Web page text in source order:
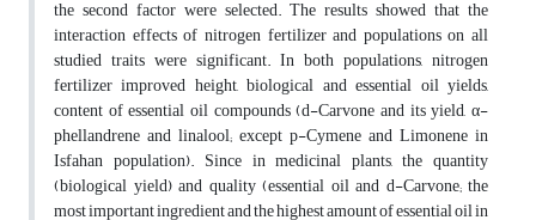
the second factor were selected. The results showed that the
interaction effects of nitrogen fertilizer and populations on all
studied traits were significant. In both populations, nitrogen
fertilizer improved height, biological and essential oil yields,
content of essential oil compounds (d-Carvone and its yield, α-
phellandrene and linalool; except p-Cymene and Limonene in
Isfahan population). Since in medicinal plants, the quantity
(biological yield) and quality (essential oil and d-Carvone; the
most important ingredient and the highest amount of essential oil in